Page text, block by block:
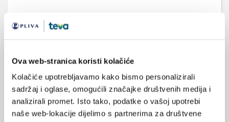
Ova web-stranica koristi kolačiće
Kolačiće upotrebljavamo kako bismo personalizirali
sadržaj i oglase, omogućili značajke društvenih medija i
analizirali promet. Isto tako, podatke o vašoj upotrebi
naše web-lokacije dijelimo s partnerima za društvene
pacijenata, a ne obrnuto. Tom paradigmom se upravo vodimo i
Izvor:Ministarstvo zdravstva
liste čekanja